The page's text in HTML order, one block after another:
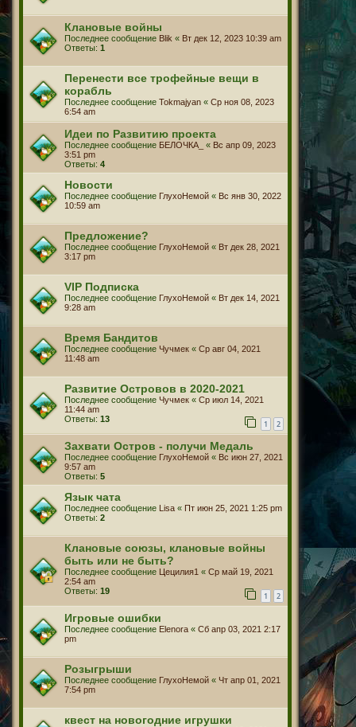
Клановые войны
Последнее сообщение Blik « Вт дек 12, 2023 10:39 am
Ответы: 1
Перенести все трофейные вещи в
корабль
Последнее сообщение Tokmajyan « Ср ноя 08, 2023
6:54 am
Идеи по Развитию проекта
Последнее сообщение БЕЛОЧКА_ « Вс апр 09, 2023
3:51 pm
Ответы: 4
Новости
Последнее сообщение ГлухоНемой « Вс янв 30, 2022
10:59 am
Предложение?
Последнее сообщение ГлухоНемой « Вт дек 28, 2021
3:17 pm
VIP Подписка
Последнее сообщение ГлухоНемой « Вт дек 14, 2021
9:28 am
Время Бандитов
Последнее сообщение Чучмек « Ср авг 04, 2021
11:48 am
Развитие Островов в 2020-2021
Последнее сообщение Чучмек « Ср июл 14, 2021
11:44 am
Ответы: 13 1 2
Захвати Остров - получи Медаль
Последнее сообщение ГлухоНемой « Вс июн 27, 2021
9:57 am
Ответы: 5
Язык чата
Последнее сообщение Lisa « Пт июн 25, 2021 1:25 pm
Ответы: 2
Клановые союзы, клановые войны
быть или не быть?
Последнее сообщение Цецилия1 « Ср май 19, 2021
2:54 am
Ответы: 19 1 2
Игровые ошибки
Последнее сообщение Elenora « Сб апр 03, 2021 2:17
pm
Розыгрыши
Последнее сообщение ГлухоНемой « Чт апр 01, 2021
7:54 pm
квест на новогодние игрушки